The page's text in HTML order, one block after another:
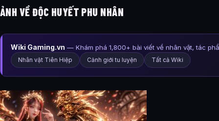
ẢNH VỀ ĐỘC HUYẾT PHU NHÂN
Wiki Gaming.vn — Khám phá 1,800+ bài viết về nhân vật, tác
Nhân vật Tiên Hiệp Cảnh giới tu luyện Tất cả Wiki